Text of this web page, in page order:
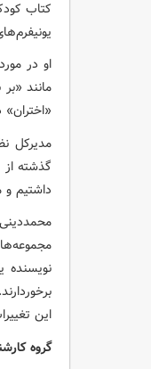
او در
مانند
مدیرکل
گذشته
داشتیم
نویسنده
این
گروه